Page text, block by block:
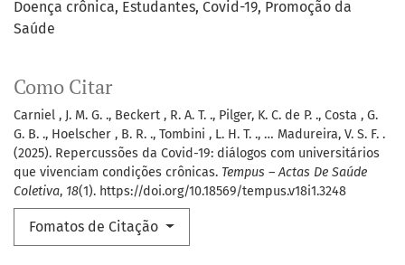
Doença crônica Estudantes Covid-19 Promoção da
Saúde
Como Citar
Carniel , J. M. G. ., Beckert , R. A. T. ., Pilger, K. C. de P. ., Costa , G.
G. B. ., Hoelscher , B. R. ., Tombini , L. H. T. ., … Madureira, V. S. F. .
(2025). Repercussões da Covid-19: diálogos com universitários
que vivenciam condições crônicas. Tempus – Actas De Saúde
Coletiva, 18(1). https://doi.org/10.18569/tempus.v18i1.3248
Fomatos de Citação